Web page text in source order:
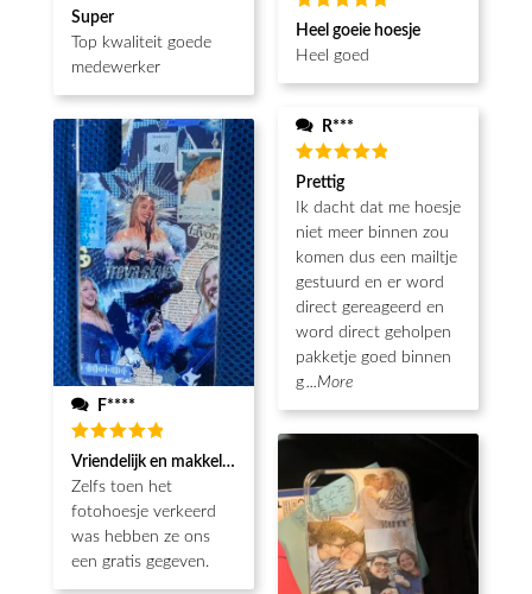
Waardering
5uit 5
Super
Top kwaliteit goede
medewerker
F****
Waardering
5 uit 5
Vriendelijk en makkelijk
Zelfs toen het
fotohoesje verkeerd
was hebben ze ons
een gratis gegeven.
Waardering
5uit 5
Heel goeie hoesje
Heel goed
R***
Waardering
5 uit 5
Prettig
Ik dacht dat me hoesje
niet meer binnen zou
komen dus een mailtje
gestuurd en er word
direct gereageerd en
word direct geholpen
pakketje goed binnen
g...More